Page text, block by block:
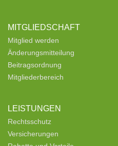
MITGLIEDSCHAFT
Mitglied werden
Änderungsmitteilung
Beitragsordnung
Mitgliederbereich
LEISTUNGEN
Rechtsschutz
Versicherungen